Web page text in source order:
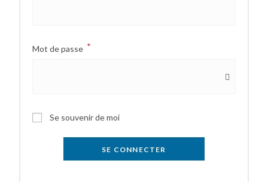
Mot de passe *
Se souvenir de moi
SE CONNECTER